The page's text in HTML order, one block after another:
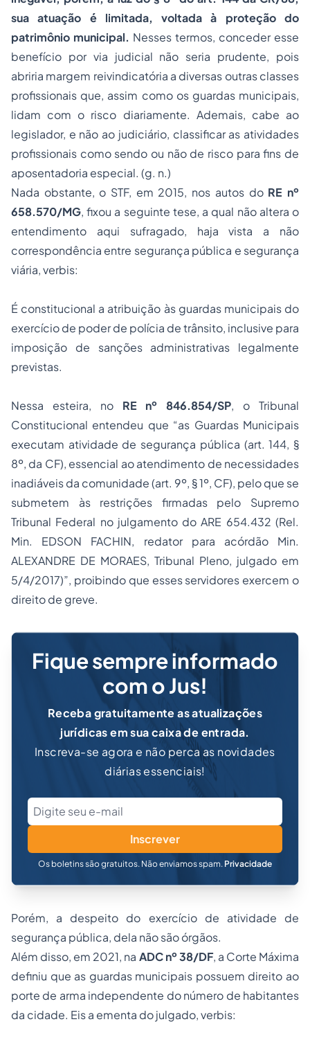
sua atuação é limitada, voltada à proteção do
patrimônio municipal. Nesses termos, conceder esse
benefício por via judicial não seria prudente, pois
abriria margem reivindicatória a diversas outras classes
profissionais que, assim como os guardas municipais,
lidam com o risco diariamente. Ademais, cabe ao
legislador, e não ao judiciário, classificar as atividades
profissionais como sendo ou não de risco para fins de
aposentadoria especial. (g. n.)
Nada obstante, o STF, em 2015, nos autos do RE nº
658.570/MG, fixou a seguinte tese, a qual não altera o
entendimento aqui sufragado, haja vista a não
correspondência entre segurança pública e segurança
viária, verbis:
É constitucional a atribuição às guardas municipais do
exercício de poder de polícia de trânsito, inclusive para
imposição de sanções administrativas legalmente
previstas.
Nessa esteira, no RE nº 846.854/SP, o Tribunal
Constitucional entendeu que “as Guardas Municipais
executam atividade de segurança pública (art. 144, §
8º, da CF), essencial ao atendimento de necessidades
inadiáveis da comunidade (art. 9º, § 1º, CF), pelo que se
submetem às restrições firmadas pelo Supremo
Tribunal Federal no julgamento do ARE 654.432 (Rel.
Min. EDSON FACHIN, redator para acórdão Min.
ALEXANDRE DE MORAES, Tribunal Pleno, julgado em
5/4/2017)”, proibindo que esses servidores exercem o
direito de greve.
Fique sempre informado
com o Jus!
Receba gratuitamente as atualizações
jurídicas em sua caixa de entrada.
Inscreva-se agora e não perca as novidades
diárias essenciais!
Inscrever
Os boletins são gratuitos. Não enviamos spam. Privacidade
Porém, a despeito do exercício de atividade de
segurança pública, dela não são órgãos.
Além disso, em 2021, na ADC nº 38/DF, a Corte Máxima
definiu que as guardas municipais possuem direito ao
porte de arma independente do número de habitantes
da cidade. Eis a ementa do julgado, verbis: